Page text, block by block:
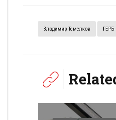
Владимир Темелков ГЕРБ